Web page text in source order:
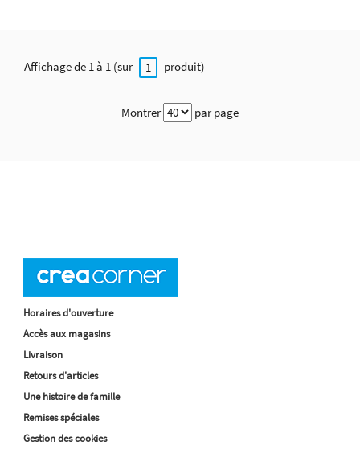
Affichage de 1 à 1 (sur 1 produit)
Montrer par page
Horaires d'ouverture
Accès aux magasins
Livraison
Retours d'articles
Une histoire de famille
Remises spéciales
Gestion des cookies